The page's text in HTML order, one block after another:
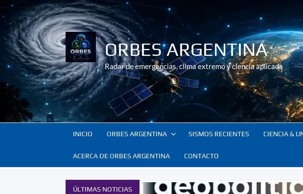
Saltar
al
contenido
ORBES ARGENTINA
Radar de emergencias, clima extremo y ciencia aplicada
INICIO ORBES ARGENTINA SISMOS RECIENTES CIENCIA &
ACERCA DE ORBES ARGENTINA CONTACTO
ÚLTIMAS NOTICIAS